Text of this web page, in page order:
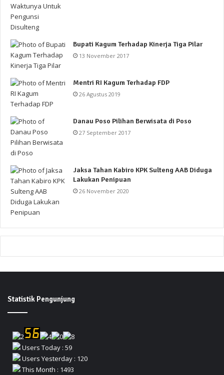
Bupati Kagum Terhadap Kinerja Tiga Pilar
13 November 2017
Mentri RI Kagum Terhadap FDP
26 Agustus 2019
Danau Poso Pilihan Berwisata di Poso
27 September 2017
Jaksa Tahan Kabiro KPK Sulteng AAB Diduga
Lakukan Penipuan
26 November 2020
Statistik Pengunjung
Users Today : 59
Users Yesterday : 120
This Month : 1493